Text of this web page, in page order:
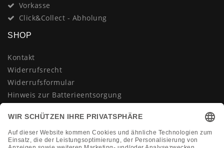
Vorkasse
Click&Collect - Abholung
SHOP
Kontakt
Widerrufsrecht
Widerrufsformular
Hinweis zur Batterieentsorgung
AGB
Impressum